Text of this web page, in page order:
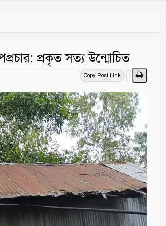
প্রকৃত সত্য উন্মোচিত
Copy Post Link